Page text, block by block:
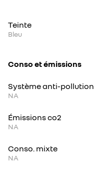
Teinte
Bleu
Conso et émissions
Système anti-pollution
NA
Émissions co2
NA
Conso. mixte
NA